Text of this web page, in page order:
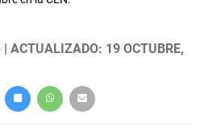
| ACTUALIZADO: 19 OCTUBRE,